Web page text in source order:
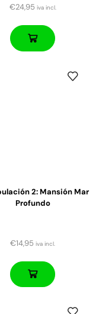
€24,95 iva incl.
2: Mansión Mar
Profundo
€14,95 iva incl.